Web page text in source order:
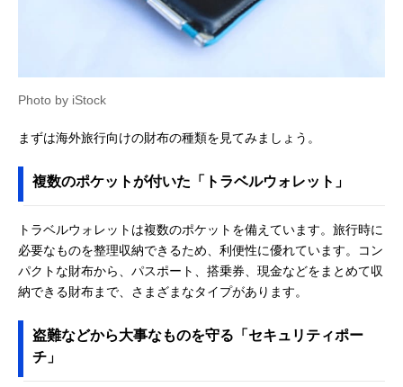
Photo by iStock
まずは海外旅行向けの財布の種類を見てみましょう。
複数のポケットが付いた「トラベルウォレット」
トラベルウォレットは複数のポケットを備えています。旅行時に
必要なものを整理収納できるため、利便性に優れています。コン
パクトな財布から、パスポート、搭乗券、現金などをまとめて収
納できる財布まで、さまざまなタイプがあります。
盗難などから大事なものを守る「セキュリティポー
チ」